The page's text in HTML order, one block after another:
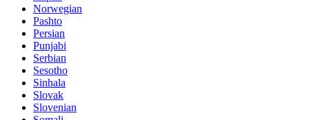
Norwegian
Pashto
Persian
Punjabi
Serbian
Sesotho
Sinhala
Slovak
Slovenian